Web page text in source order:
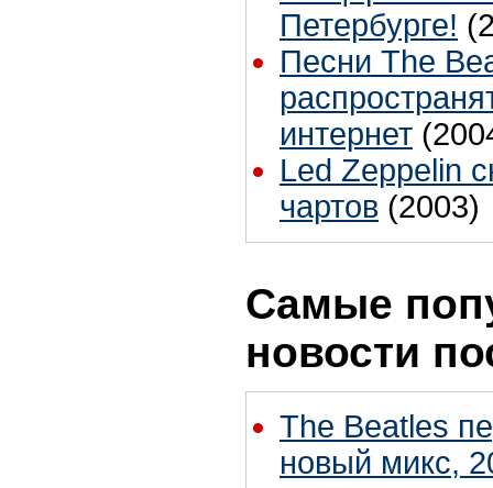
Петербурге!
Песни The
интернет
Led Zeppelin
чартов (2003)
Самые
новости
The Beatles
новый микс,